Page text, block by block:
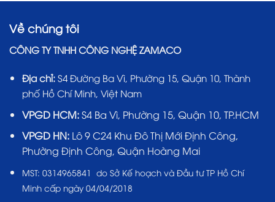
Về chúng tôi
CÔNG TY TNHH CÔNG NGHỆ ZAMACO
Địa chỉ: S4 Đường Ba Vì, Phường 15, Quận 10, Thành
phố Hồ Chí Minh, Việt Nam
VPGD HCM:S4 Ba Vì, Phường 15, Quận 10, TP.HCM
VPGD HN:Lô 9 C24 Khu Đô Thị Mới Định Công,
Phường Định Công, Quận Hoàng Mai
MST: 0314965841 do Sở Kế hoạch và Đầu tư TP Hồ Chí
Minh cấp ngày 04/04/2018